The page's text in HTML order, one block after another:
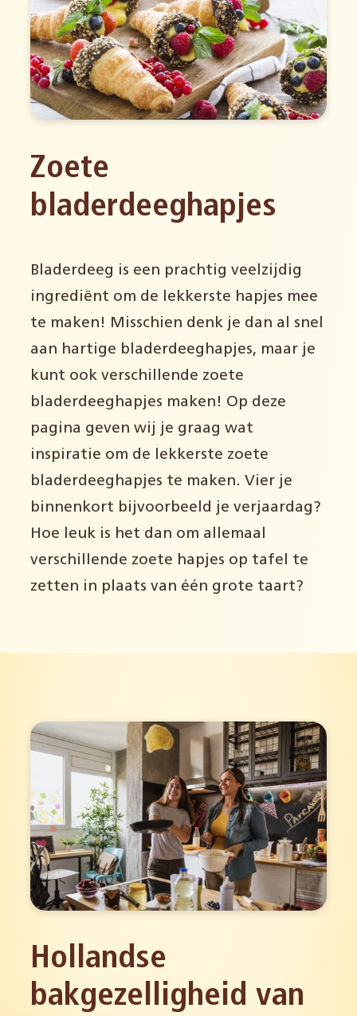
Zoete
bladerdeeghapjes
Bladerdeeg is een prachtig veelzijdig
ingrediënt om de lekkerste hapjes mee
te maken! Misschien denk je dan al snel
aan hartige bladerdeeghapjes, maar je
kunt ook verschillende zoete
bladerdeeghapjes maken! Op deze
pagina geven wij je graag wat
inspiratie om de lekkerste zoete
bladerdeeghapjes te maken. Vier je
binnenkort bijvoorbeeld je verjaardag?
Hoe leuk is het dan om allemaal
verschillende zoete hapjes op tafel te
zetten in plaats van één grote taart?
Hollandse
bakgezelligheid van